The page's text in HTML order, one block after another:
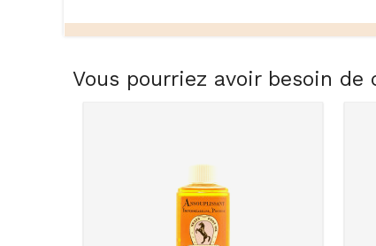
Vous pourriez avoir besoin de